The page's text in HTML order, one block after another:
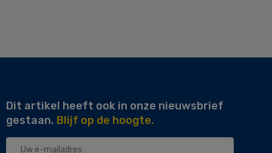
Dit artikel heeft ook in onze nieuwsbrief
gestaan. Blijf op de hoogte.
Uw